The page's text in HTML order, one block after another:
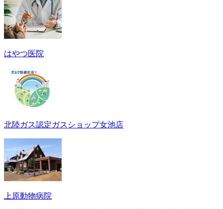
はやつ医院
北陸ガス認定ガスショップ女池店
上原動物病院